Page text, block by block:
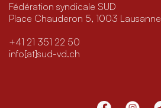
Fédération syndicale SUD
Place Chauderon 5, 1003 Lausanne
+41 21 351 22 50
info[at]sud-vd.ch